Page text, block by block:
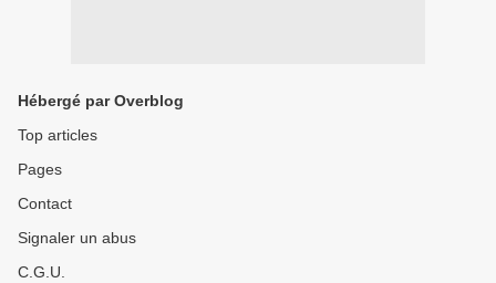
Hébergé par Overblog
Top articles
Pages
Contact
Signaler un abus
C.G.U.